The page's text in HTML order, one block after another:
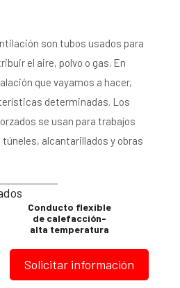
son tubos usados para
el aire, polvo o gas. En
que vayamos a hacer,
determinadas. Los
se usan para trabajos
alcantarillados y obras
Conducto flexible
de calefacción-
alta temperatura
Solicitar información